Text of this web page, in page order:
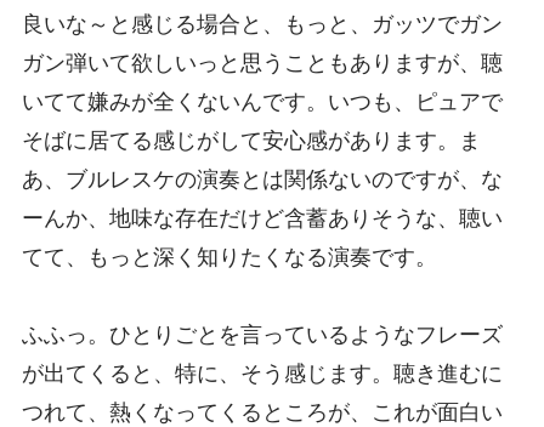
良いな～と感じる場合と、もっと、ガッツでガン
ガン弾いて欲しいっと思うこともありますが、聴
いてて嫌みが全くないんです。いつも、ピュアで
そばに居てる感じがして安心感があります。ま
あ、ブルレスケの演奏とは関係ないのですが、な
ーんか、地味な存在だけど含蓄ありそうな、聴い
てて、もっと深く知りたくなる演奏です。
ふふっ。ひとりごとを言っているようなフレーズ
が出てくると、特に、そう感じます。聴き進むに
つれて、熱くなってくるところが、これが面白い